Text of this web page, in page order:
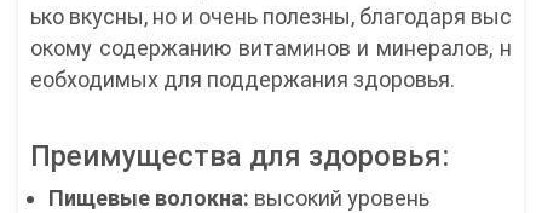
ько вкусны, но и очень полезны, благодаря выс
окому содержанию витаминов и минералов, н
еобходимых для поддержания здоровья.
Преимущества для здоровья:
Пищевые волокна: высокий уровень